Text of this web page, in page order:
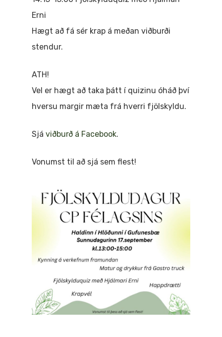
Erni
Hægt að fá sér krap á meðan viðburði
stendur.
ATH!
Vel er hægt að taka þátt í quizinu óháð því
hversu margir mæta frá hverri fjölskyldu.
Sjáviðburð á Facebook.
Vonumst til að sjá sem flest!